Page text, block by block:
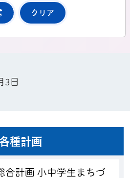
3日
各種計画
合計画 小中学生まちづ